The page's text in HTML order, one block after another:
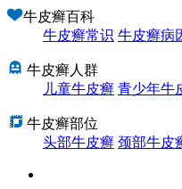
牛皮癣百科
牛皮癣常识 牛皮癣病
牛皮癣人群
儿童牛皮癣 青少年牛
牛皮癣部位
头部牛皮癣 颈部牛皮